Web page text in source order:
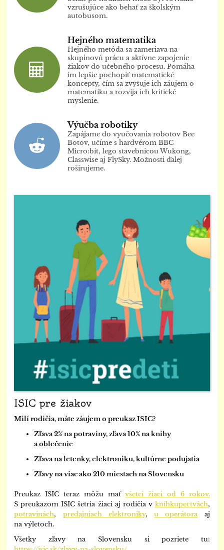
10
vzrušujúce ako behať za školským
autobusom.
Hejného matematika
Hejného metóda sa zameriava na
skupinovú prácu a aktívne zapojenie
žiakov do učebného procesu. Pomáha
im lepšie pochopiť matematické
koncepty, čím sa zvyšuje ich záujem o
matematiku a rozvíja ich kritické
myslenie.
Výučba robotiky
Zapájame do vyučovania robotov Bee
Botov, učíme s hardvérom BBC
Micro:bit, lego stavebnicou Wukong,
Classwise aj FlySky. Možnosti ďalej
roširujeme.
ISIC pre žiakov
Milí rodičia, máte záujem o preukaz ISIC?
Zľava 2% na potraviny, zľava 10% na knihy
a oblečenie
Zľava na letenky,elektroniku, kultúrne podujatia
Zľavy na viac ako 210 miestach na Slovensku
Preukaz ISIC teraz môžu maťvšetci žiaci od 6 rokov.
S preukazom ISIC šetria žiaci aj rodičia v kníhkupectvách,
potravinách, predajniach elektroniky,u operátora aj
na výletoch.
Všetky zľavy na Slovensku si pozriete tu: